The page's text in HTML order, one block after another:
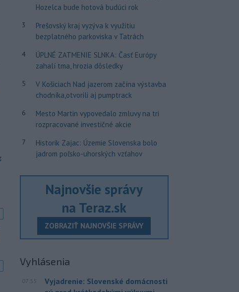
Hozelca bude hotová budúci rok
3
Prešovský kraj vyzýva k využitiu
bezplatného parkoviska v Tatrách
4
ÚPLNÉ ZATMENIE SLNKA: Časť Európy
zahalí tma, hrozia dôsledky
5
V Košiciach Nad jazerom začína výstavba
chodníka,otvorili aj pumptrack
6
Mesto Martin vypovedalo zmluvy na tri
rozpracované investičné akcie
7
Historik Zajac: Územie Slovenska bolo
jadrom poľsko-uhorských vzťahov
Najnovšie správy
na Teraz.sk
ZOBRAZIŤ NAJNOVŠIE SPRÁVY
Vyhlásenia
07:55
Vyjadrenie: Slovenské domácnosti